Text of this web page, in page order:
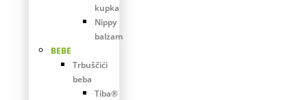
kupka
Nippy
balzam
BEBE
Trbuščići
beba
Tiba®